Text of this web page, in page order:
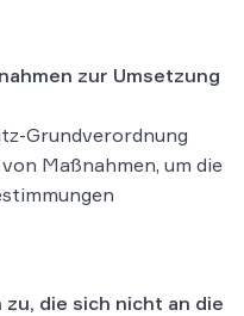
zur Umsetzung
Grundverordnung
Maßnahmen, um die
die sich nicht an die